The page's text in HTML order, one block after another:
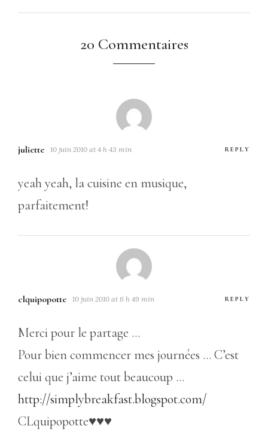
20 Commentaires
juliette 10 juin 2010 at 4 h 43 min REPLY
yeah yeah, la cuisine en musique,
parfaitement!
clquipopotte 10 juin 2010 at 6 h 49 min REPLY
Merci pour le partage …
Pour bien commencer mes journées … C’est
celui que j’aime tout beaucoup …
http://simplybreakfast.blogspot.com/
CLquipopotte♥♥♥